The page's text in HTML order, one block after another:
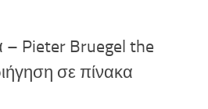
– Pieter Bruegel the
σε πίνακα